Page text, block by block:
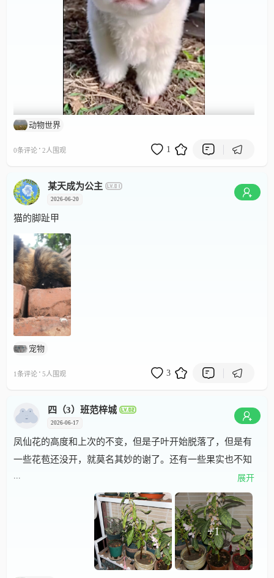
00:00 / 00:00
动物世界
0条评论 · 2人围观 1
某天成为公主
2026-06-20
猫的脚趾甲
宠物
1条评论 · 5人围观 3
四（3）班范梓城
2026-06-17
凤仙花的高度和上次的不变，但是子叶开始脱落了，但是有
一些花苞还没开，就莫名其妙的谢了。还有一些果实也不知
道去哪里了。大多数都授粉成功了，只有几朵没有授粉成
... 展开
+1